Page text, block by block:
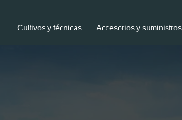
Accesorios y suministros
Cultivos y técnicas